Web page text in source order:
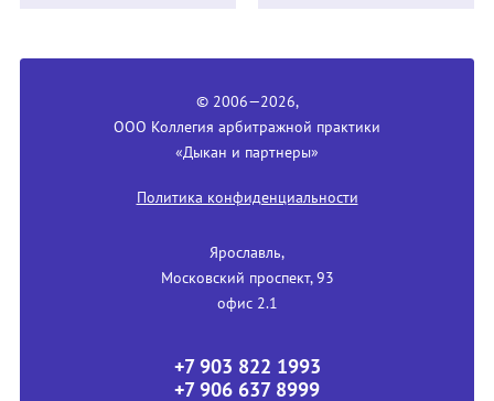
© 2006—2026,
ООО Коллегия арбитражной практики
«Дыкан и партнеры»
Политика конфиденциальности
Ярославль,
Московский проспект, 93
офис 2.1
+7 903 822 1993
+7 906 637 8999